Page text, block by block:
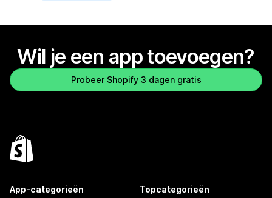
Wil je een app toevoegen?
Probeer Shopify 3 dagen gratis
App-categorieën Topcategorieën